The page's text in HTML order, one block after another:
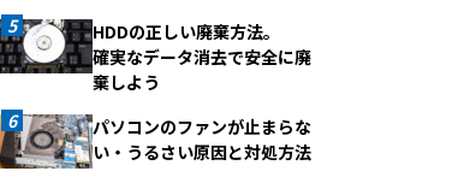
HDDの正しい廃棄方法。
確実なデータ消去で安全に廃
棄しよう
パソコンのファンが止まらな
い・うるさい原因と対処方法